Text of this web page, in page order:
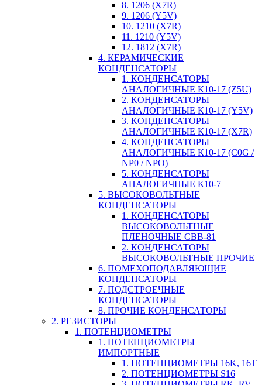
8. 1206 (X7R)
9. 1206 (Y5V)
10. 1210 (X7R)
11. 1210 (Y5V)
12. 1812 (X7R)
4. КЕРАМИЧЕСКИЕ
КОНДЕНСАТОРЫ
1. КОНДЕНСАТОРЫ
АНАЛОГИЧНЫЕ К10-17 (Z5U)
2. КОНДЕНСАТОРЫ
АНАЛОГИЧНЫЕ К10-17 (Y5V)
3. КОНДЕНСАТОРЫ
АНАЛОГИЧНЫЕ К10-17 (X7R)
4. КОНДЕНСАТОРЫ
АНАЛОГИЧНЫЕ К10-17 (C0G /
NP0 / NPO)
5. КОНДЕНСАТОРЫ
АНАЛОГИЧНЫЕ К10-7
5. ВЫСОКОВОЛЬТНЫЕ
КОНДЕНСАТОРЫ
1. КОНДЕНСАТОРЫ
ВЫСОКОВОЛЬТНЫЕ
ПЛЕНОЧНЫЕ CBB-81
2. КОНДЕНСАТОРЫ
ВЫСОКОВОЛЬТНЫЕ ПРОЧИЕ
6. ПОМЕХОПОДАВЛЯЮЩИЕ
КОНДЕНСАТОРЫ
7. ПОДСТРОЕЧНЫЕ
КОНДЕНСАТОРЫ
8. ПРОЧИЕ КОНДЕНСАТОРЫ
2. РЕЗИСТОРЫ
1. ПОТЕНЦИОМЕТРЫ
1. ПОТЕНЦИОМЕТРЫ
ИМПОРТНЫЕ
1. ПОТЕНЦИОМЕТРЫ 16K, 16T
2. ПОТЕНЦИОМЕТРЫ S16